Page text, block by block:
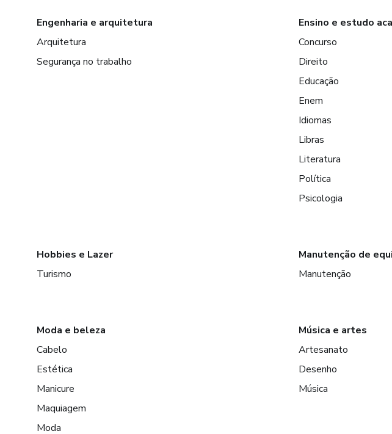
Engenharia e arquitetura
Arquitetura
Segurança no trabalho
Ensino e estudo
Concurso
Direito
Educação
Enem
Idiomas
Libras
Literatura
Política
Psicologia
Hobbies e Lazer
Turismo
Manutenção de
Manutenção
Moda e beleza
Cabelo
Estética
Manicure
Maquiagem
Moda
Música e artes
Artesanato
Desenho
Música